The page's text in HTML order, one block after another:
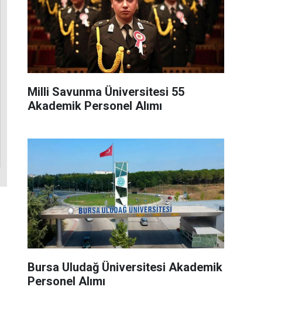
Milli Savunma Üniversitesi 55
Akademik Personel Alımı
Bursa Uludağ Üniversitesi Akademik
Personel Alımı